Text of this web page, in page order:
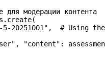
для модерации контента
20251001" , # Using
, "content" :